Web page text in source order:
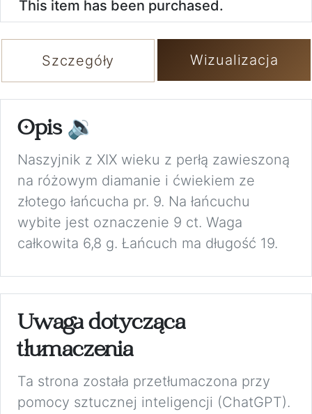
This item has been purchased.
Szczegóły Wizualizacja
Opis 🔉
Naszyjnik z XIX wieku z perłą zawieszoną
na różowym diamanie i ćwiekiem ze
złotego łańcucha pr. 9. Na łańcuchu
wybite jest oznaczenie 9 ct. Waga
całkowita 6,8 g. Łańcuch ma długość 19.
Uwaga dotycząca
tłumaczenia
Ta strona została przetłumaczona przy
pomocy sztucznej inteligencji (ChatGPT).